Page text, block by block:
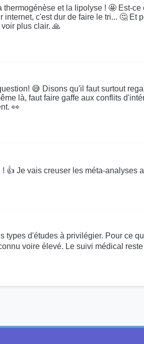
et la lipolyse ! 🤩 Est-
c'est dur de faire le tri... 🤔
plus clair. 🙏
😅 Disons qu'il faut surtout
là, faut faire gaffe aux conflits
👀
👍 Je vais creuser les méta-analyses
types d'études à privilégier. Pour ce
voire élevé. Le suivi médical